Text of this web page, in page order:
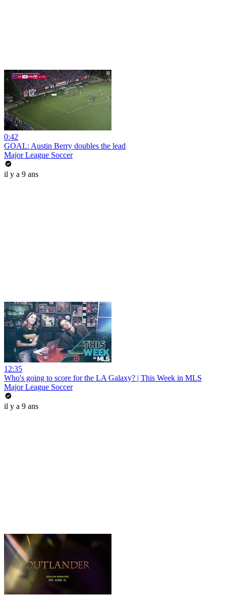
0:42
GOAL: Austin Berry doubles the lead
Major League Soccer
il y a 9 ans
12:35
Who's going to score for the LA Galaxy? | This Week in MLS
Major League Soccer
il y a 9 ans